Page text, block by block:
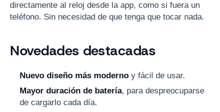
directamente al reloj desde la app, como si fuera un
teléfono. Sin necesidad de que tenga que tocar nada.
Novedades destacadas
Nuevo diseño más moderno y fácil de usar.
Mayor duración de batería, para despreocuparse
de cargarlo cada día.